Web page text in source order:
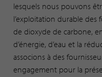
lesquels nous pouvons
l’exploitation durable des
de dioxyde de carbone,
d’énergie, d’eau et la
associons à des
engagement pour la